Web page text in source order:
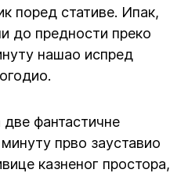
поред стативе. Ипак,
до предности преко
нашао испред
фантастичне
прво зауставио
казненог простора,